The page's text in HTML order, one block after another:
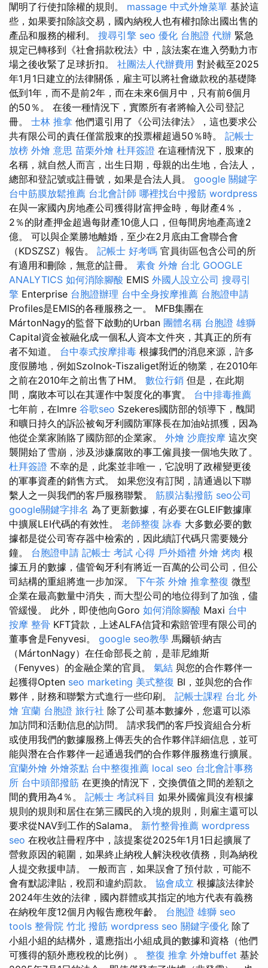
闡明了行使扣除權的規則。 massage 中式外燴菜單 基於這
些，如果要扣除該交易，國內納稅人也有權扣除出國出售的
產品和服務的權利。 搜尋引擎 seo 優化 台胞證 代辦 緊急
規定已轉移到《社會捐款稅法》中，該法案在進入勞動力市
場之後收緊了足球折扣。 社團法人代辦費用 對於截至2025
年1月1日建立的法律關係，雇主可以將社會繳款稅的基礎降
低到1年，而不是前2年，而在未來6個月中，只有前6個月
的50％。 在後一種情況下，實際所有者將輸入公司登記
冊。 士林 推拿 他們還引用了《公司法律法》，這也要求公
共有限公司的責任僅當股東的投票權超過50％時。 記帳士
放榜 外燴 意思 苗栗外燴 杜拜簽證 在這種情況下，股東的
名稱，就自然人而言，出生日期，母親的出生地，合法人，
總部和登記號或註冊號，如果是合法人員。 google 關鍵字
台中筋膜放鬆推薦 台北會計師 哪裡找台中撥筋 wordpress
在與一家國內房地產公司獲得財富押金時，每財產4％，
2％的財產押金超過每財產10億人口，但每間房地產高達2
億。 可以與企業勝地離婚，至少在2月底由工會聯合會
（KDSZSZ）報告。 記帳士 好考嗎 官員街區包含公司的所
有適用和刪除，無意的註冊。 素食 外燴 台北 GOOGLE
ANALYTICS 如何消除腳酸 EMIS 外國人設立公司 搜尋引
擎 Enterprise 台胞證辦理 台中全身按摩推薦 台胞證申請
Profiles是EMIS的各種服務之一。 MFB集團在
MártonNagy的監督下啟動的Urban 團體名稱 台胞證 雄獅
Capital資金被融化成一個私人資本文件夾，其真正的所有
者不知道。 台中泰式按摩排毒 根據我們的消息來源，許多
度假勝地，例如Szolnok-Tiszaliget附近的物業，在2010年
之前在2010年之前出售了HM。 數位行銷 但是，在此期
間，腐敗本可以在其運作中製度化的事實。 台中排毒推薦
七年前，在Imre 谷歌seo Szekeres國防部的領導下，醜聞
和曠日持久的訴訟被匈牙利國防軍隊長在加油站抓獲，因為
他從企業家賄賂了國防部的企業家。 外燴 沙鹿按摩 這次突
襲開始了雪崩，涉及涉嫌腐敗的事工僱員接一個地失敗了。
杜拜簽證 不幸的是，此案並非唯一，它說明了政權變更後
的軍事資產的銷售方式。 如果您沒有訂閱，請通過以下聯
繫人之一與我們的客戶服務聯繫。 筋膜沾黏撥筋 seo公司
google關鍵字排名 為了更新數據，有必要在GLEIF數據庫
中擴展LEI代碼的有效性。 老師整復 詠春 大多數必要的數
據都是從公司寄存器中檢索的，因此續訂代碼只需要幾分
鐘。 台胞證申請 記帳士 考試 心得 戶外婚禮 外燴 烤肉 根
據五月的數據，儘管匈牙利有將近一百萬的公司公司，但公
司結構的重組將進一步加深。 下午茶 外燴 推拿整復 微型
企業在最高數量中消失，而大型公司的地位得到了加強，儘
管緩慢。 此外，即使他向Goro 如何消除腳酸 Maxi 台中
按摩 整骨 KFT貸款，上述ALFA信貸和索賠管理有限公司的
董事會是Fenyvesi。 google seo教學 馬爾頓·納吉
（MártonNagy）在任命部長之前，是菲尼維斯
（Fenyves）的金融企業的官員。 氣結 與您的合作夥伴一
起獲得Opten seo marketing 美式整復 BI，並與您的合作
夥伴，財務和聯繫方式進行一些印刷。 記帳士課程 台北 外
燴 宜蘭 台胞證 旅行社 除了公司基本數據外，您還可以添
加訪問和活動信息的訪問。 請求我們的客戶投資組合分析
或使用我們的數據服務上傳丟失的合作夥伴詳細信息，並可
能與潛在合作夥伴一起通過我們的合作夥伴服務進行擴展。
宜蘭外燴 外燴茶點 台中整復推薦 local seo 台北會計事務
所 台中頭部撥筋 在更換的情況下，交換價值之間的差額之
間的費用為4％。 記帳士 考試科目 如果外國僱員沒有根據
規則的規則和居住在第三國民的入境的規則，則雇主還可以
要求從NAV到工作的Salama。 新竹整骨推薦 wordpress
seo 在稅收註冊程序中，該提案從2025年1月1日起擴展了
營救原因的範圍，如果終止納稅人解決稅收債務，則為納稅
人提交救援申請。 一般而言，如果誤會了預付款，可能不
會有默認津貼，稅罰和違約罰款。 協會成立 根據該法律於
2024年生效的法律，國內群體或其指定的地方代表有義務
在納稅年度12個月內報告應稅年齡。 台胞證 雄獅 seo
tools 整骨院 竹北 撥筋 wordpress seo 關鍵字優化 除了
小組小組的結構外，還應指出小組成員的數據和資格（他們
可獲得的額外應稅稅的比例）。 整復 推拿 外燴buffet 基於